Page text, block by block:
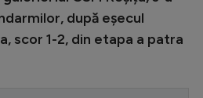
League
după eșecul
scor 1-2, din etapa a patra